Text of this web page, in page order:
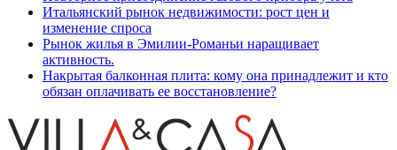
Итальянский рынок недвижимости: рост цен и
изменение спроса
Рынок жилья в Эмилии-Романьи наращивает
активность.
Накрытая балконная плита: кому она принадлежит и кто
обязан оплачивать ее восстановление?